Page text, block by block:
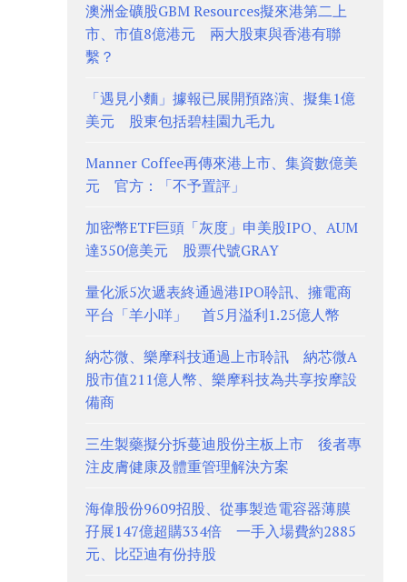
澳洲金礦股GBM Resources擬來港第二上
市、市值8億港元 兩大股東與香港有聯
繫？
「遇見小麵」據報已展開預路演、擬集1億
美元 股東包括碧桂園九毛九
Manner Coffee再傳來港上市、集資數億美
元 官方：「不予置評」
加密幣ETF巨頭「灰度」申美股IPO、AUM
達350億美元 股票代號GRAY
量化派5次遞表終通過港IPO聆訊、擁電商
平台「羊小咩」 首5月溢利1.25億人幣
納芯微、樂摩科技通過上市聆訊 納芯微A
股市值211億人幣、樂摩科技為共享按摩設
備商
三生製藥擬分拆蔓迪股份主板上市 後者專
注皮膚健康及體重管理解決方案
海偉股份9609招股、從事製造電容器薄膜
孖展147億超購334倍 一手入場費約2885
元、比亞迪有份持股